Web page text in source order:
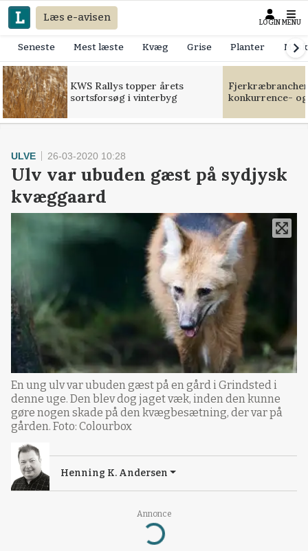
Læs e-avisen LOGIN MENU
Seneste Mest læste Kvæg Grise Planter
KWS Rallys topper årets
sortsforsøg i vinterbyg
konkurrence-
Annonce
Loading...
ULVE 26-03-2020 10:28
Ulv var ubuden gæst på sydjysk
kvæggaard
En ung ulv var ubuden gæst på en gård i Grindsted i
denne uge. Den blev dog jaget væk, inden den kunne
gøre nogen skade på den kvægbesætning, der var på
gården. Foto: Colourbox
Henning K. Andersen